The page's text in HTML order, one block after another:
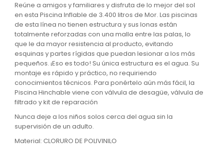
Reúne a amigos y familiares y disfruta de lo mejor del sol
en esta Piscina Inflable de 3.400 litros de Mor. Las piscinas
de esta línea no tienen estructura y sus lonas están
totalmente reforzadas con una malla entre las palas, lo
que le da mayor resistencia al producto, evitando
esquinas y partes rígidas que puedan lesionar a los más
pequeños. ¡Eso es todo! Su única estructura es el agua. Su
montaje es rápido y práctico, no requiriendo
conocimientos técnicos. Para ponértelo aún más fácil, la
Piscina Hinchable viene con válvula de desagüe, válvula de
filtrado y kit de reparación
Nunca deje a los niños solos cerca del agua sin la
supervisión de un adulto.
Material: CLORURO DE POLIVINILO